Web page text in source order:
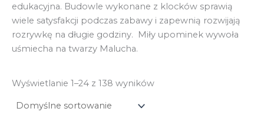
edukacyjna. Budowle wykonane z klocków sprawią
wiele satysfakcji podczas zabawy i zapewnią rozwijają
rozrywkę na długie godziny. Miły upominek wywoła
uśmiecha na twarzy Malucha.
Wyświetlanie 1–24 z 138 wyników